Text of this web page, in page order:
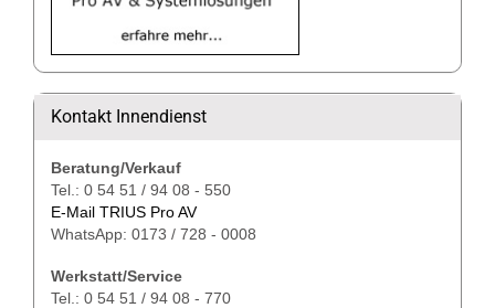
Kontakt Innendienst
Beratung/Verkauf
Tel.: 0 54 51 / 94 08 - 550
E-Mail TRIUS Pro AV
WhatsApp: 0173 / 728 - 0008
Werkstatt/Service
Tel.: 0 54 51 / 94 08 - 770